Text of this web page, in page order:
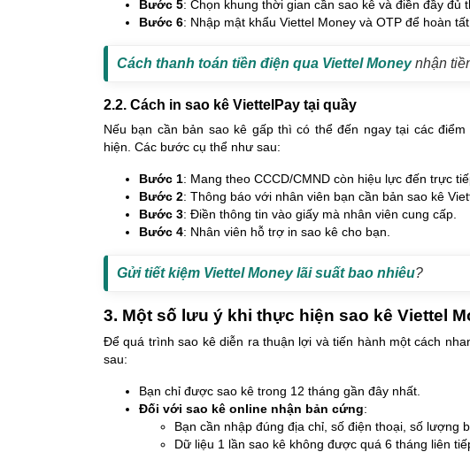
Bước 5: Chọn khung thời gian cần sao kê và điền đầy đủ
Bước 6: Nhập mật khẩu Viettel Money và OTP để hoàn tất.
Cách thanh toán tiền điện qua Viettel Moneynhận
2.2. Cách in sao kê ViettelPay tại quầy
Nếu bạn cần bản sao kê gấp thì có thể đến ngay tại các
hiện. Các bước cụ thể như sau:
Bước 1: Mang theo CCCD/CMND còn hiệu lực đến trực
Bước 2: Thông báo với nhân viên bạn cần bản sao kê
Bước 3: Điền thông tin vào giấy mà nhân viên cung cấp.
Bước 4: Nhân viên hỗ trợ in sao kê cho bạn.
Gửi tiết kiệm Viettel Money lãi suất bao nhiêu?
3. Một số lưu ý khi thực hiện sao kê Viettel
Để quá trình sao kê diễn ra thuận lợi và tiến hành một cách
sau:
Bạn chỉ được sao kê trong 12 tháng gần đây nhất.
Đối với sao kê online nhận bản cứng:
Bạn cần nhập đúng địa chỉ, số điện thoại, số lượng
Dữ liệu 1 lần sao kê không được quá 6 tháng liên